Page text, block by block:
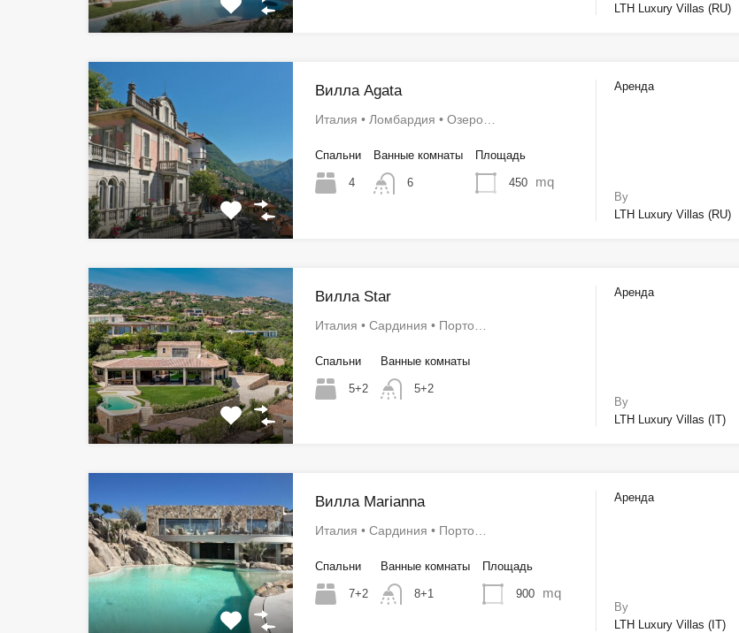
LTH Luxury Villas (RU)
Вилла Agata
Италия • Ломбардия • Озеро…
Спальни
4
Ванные комнаты
6
Площадь
450 mq
Аренда
By
LTH Luxury Villas (RU)
Вилла Star
Италия • Сардиния • Порто…
Спальни
5+2
Ванные комнаты
5+2
Аренда
By
LTH Luxury Villas (IT)
Вилла Marianna
Италия • Сардиния • Порто…
Спальни
7+2
Ванные комнаты
8+1
Площадь
900 mq
Аренда
By
LTH Luxury Villas (IT)